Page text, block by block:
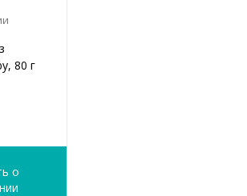
80 г
о